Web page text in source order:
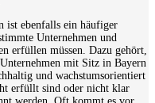
ist ebenfalls ein häufiger
Unternehmen und
erfüllen müssen. Dazu gehört,
mit Sitz in Bayern
und wachstumsorientiert
erfüllt sind oder nicht klar